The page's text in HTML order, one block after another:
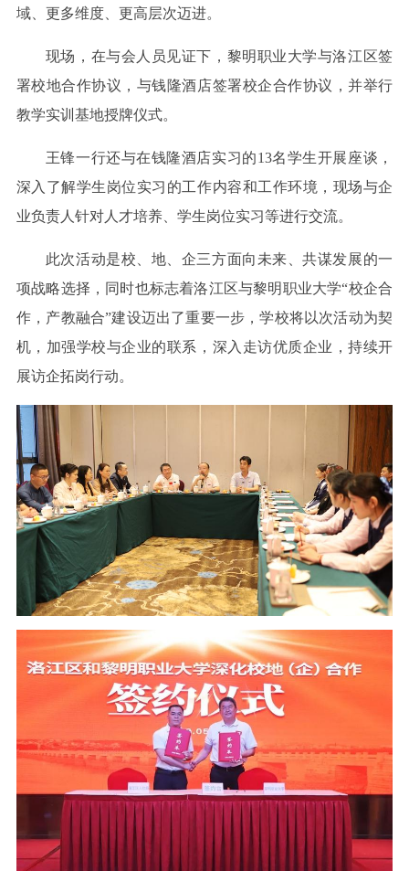
域、更多维度、更高层次迈进。
现场，在与会人员见证下，黎明职业大学与洛江区签
署校地合作协议，与钱隆酒店签署校企合作协议，并举行
教学实训基地授牌仪式。
王锋一行还与在钱隆酒店实习的13名学生开展座谈，
深入了解学生岗位实习的工作内容和工作环境，现场与企
业负责人针对人才培养、学生岗位实习等进行交流。
此次活动是校、地、企三方面向未来、共谋发展的一
项战略选择，同时也标志着洛江区与黎明职业大学“校企合
作，产教融合”建设迈出了重要一步，学校将以次活动为契
机，加强学校与企业的联系，深入走访优质企业，持续开
展访企拓岗行动。